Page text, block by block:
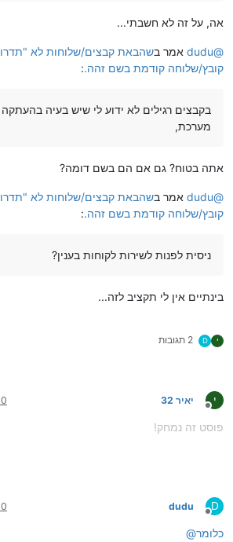
אה, על זה לא חשבתי...
@
dudu אמר בשהבאת קבצים/שלוחות לא
קובץ/שלוחה קודמת בשם זהה.:
בקבצים רגילים לא ידוע לי שיש בעיה
מערכת,
אתה בטוח? גם אם הם בשם דומה?
@
dudu אמר בשהבאת קבצים/שלוחות לא
קובץ/שלוחה קודמת בשם זהה.:
ניסית לפנות לשירות לקוחות בענין?
בינתיים אין לי תקציב לזה...
י D 2 תגובות
י
מנותק
יאיר 32 10 בספט׳
פוסט זה נמחק!
D
מנותק
dudu 10 בספט׳
@כלומר